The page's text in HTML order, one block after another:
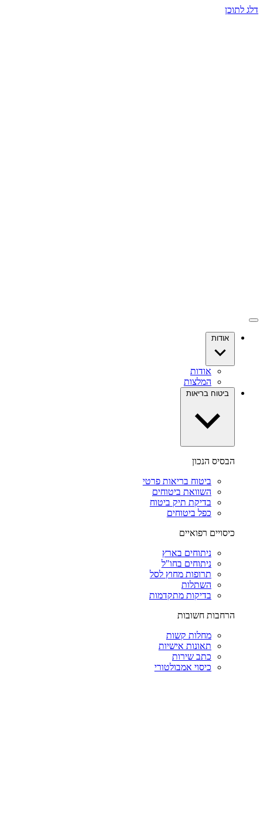
דלג לתוכן
אודות
אודות
המלצות
ביטוח בריאות
הבסיס הנכון
ביטוח בריאות פרטי
השוואת ביטוחים
בדיקת תיק ביטוח
כפל ביטוחים
כיסויים רפואיים
ניתוחים בארץ
ניתוחים בחו"ל
תרופות מחוץ לסל
השתלות
בדיקות מתקדמות
הרחבות חשובות
מחלות קשות
תאונות אישיות
כתב שירות
כיסוי אמבולטורי